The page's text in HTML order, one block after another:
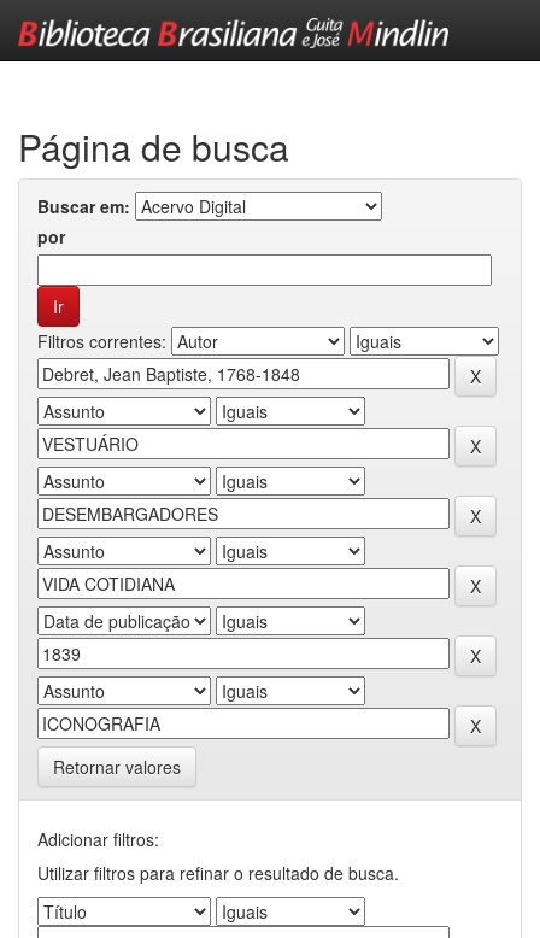
Página de busca
Buscar em:
por
Filtros correntes:
Retornar valores
Adicionar filtros:
Utilizar filtros para refinar o resultado de busca.